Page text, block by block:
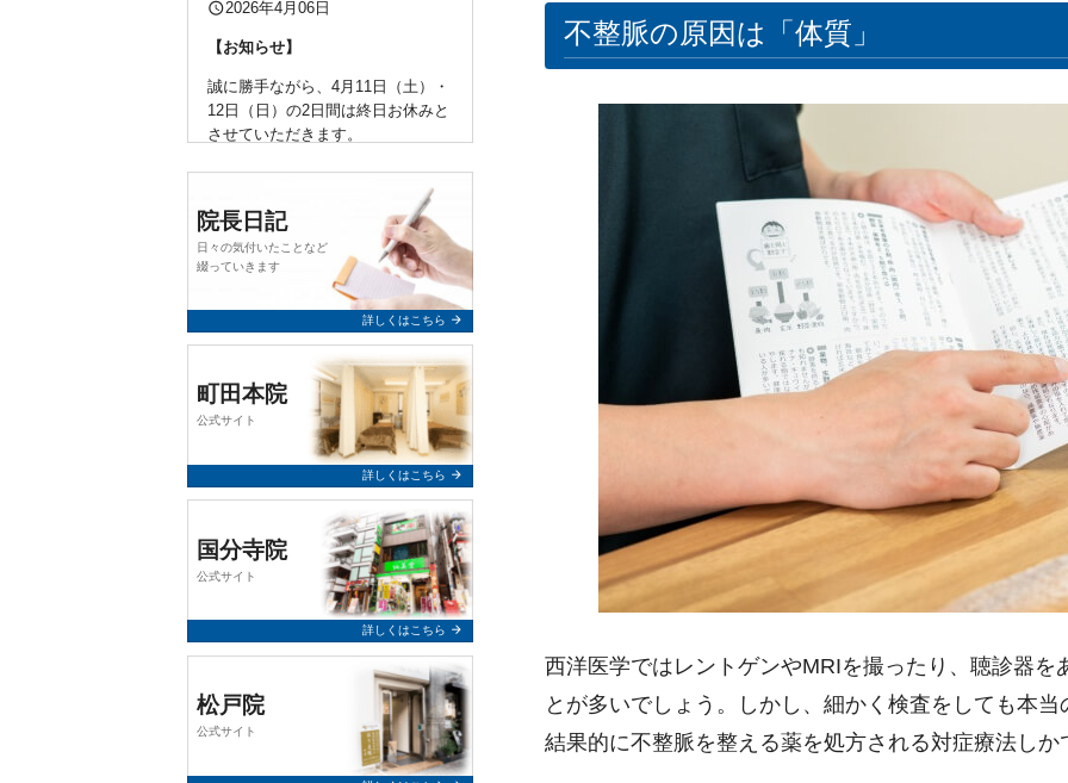
不整脈の原因は「体質」
西洋医学ではレントゲンやMRIを撮ったり、聴診器を
とが多いでしょう。しかし、細かく検査をしても本
結果的に不整脈を整える薬を処方される対症療法し
query_builder2026年4月06日
【お知らせ】
誠に勝手ながら、4月11日（土）・
12日（日）の2日間は終日お休みと
させていただきます。
何卒、よろしくお願い申し上げま
query_builder2026年2月24日
誠に勝手ながら、令和8年3月7日
（土）は終日お休みとさせていた
だきます。
何卒、よろしくお願い申し上げま
2025年12月10日
【年末年始 休業のお知らせ】
令和7年12月31日（水）～ 令和8年
1月5日（月）まで終日休業とさせ
ていただきます。 年始は1月6日
（火）より通常通り営業いたしま
す。
何卒、よろしくお願い申し上げま
院長日記
日々の気付いたことなど
綴っていきます
詳しくはこちら arrow_forward
町田本院
公式サイト
詳しくはこちら arrow_forward
国分寺院
公式サイト
詳しくはこちら arrow_forward
松戸院
公式サイト